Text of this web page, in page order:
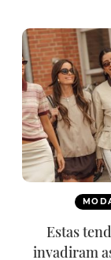
Estas
invadiram